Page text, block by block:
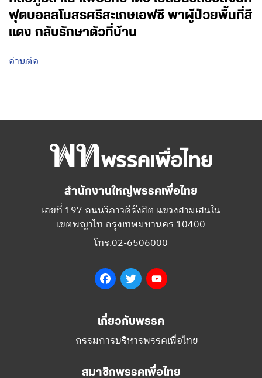
ฟุตบอลสโมสรศรีสะเกษเอฟซี พาผู้ป่วยพื้นที่สี
แดง กลับรักษาตัวที่บ้าน
อ่านต่อ
สำนักงานใหญ่พรรคเพื่อไทย
เลขที่ 197 ถนนวิภาวดีรังสิต แขวงสามเสนใน
เขตพญาไท กรุงเทพมหานคร 10400
โทร.02-6506000
FacebookTwitter
เกี่ยวกับพรรค
กรรมการบริหารพรรคเพื่อไทย
สมาชิกพรรคเพื่อไทย